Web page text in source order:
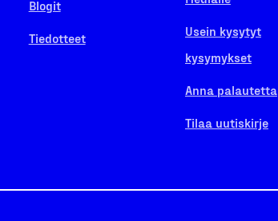
Blogit
Tiedotteet
Usein kysytyt
kysymykset
Anna palautetta
Tilaa uutiskirje